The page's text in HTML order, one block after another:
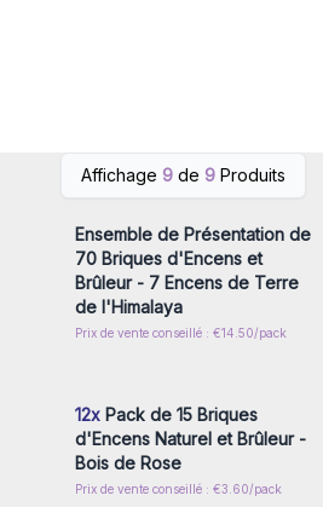
Affichage 9 de 9 Produits
vous pour accéder aux prix de
gros
Ensemble de Présentation de
70 Briques d'Encens et
Brûleur - 7 Encens de Terre
de l'Himalaya
Prix de vente conseillé : €14.50/pack
Connectez-vous ou inscrivez-
12x Pack de 15 Briques
d'Encens Naturel et Brûleur -
Bois de Rose
Prix de vente conseillé : €3.60/pack